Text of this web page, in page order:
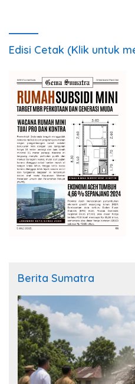
Edisi Cetak (Klik untuk
Berita Sumatra